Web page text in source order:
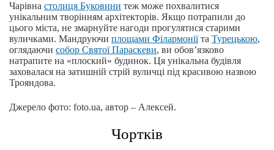
Чарівна столиця Буковини теж може похвалитися
унікальним творінням архітекторів. Якщо потрапили до
цього міста, не змарнуйте нагоди прогулятися старими
вуличками. Мандруючи площами Філармоніїта Турецькою,
оглядаючи собор Святої Параскеви, ви обов’язково
натрапите на «плоский» будинок. Ця унікальна будівля
заховалася на затишній стрій вуличці під красивою назвою
Трояндова.
Джерело фото: foto.ua, автор – Алексей.
Чортків